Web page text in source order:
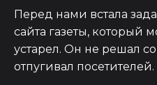
Перед нами встала
сайта газеты, который
устарел. Он не решал
отпугивал посетителей.